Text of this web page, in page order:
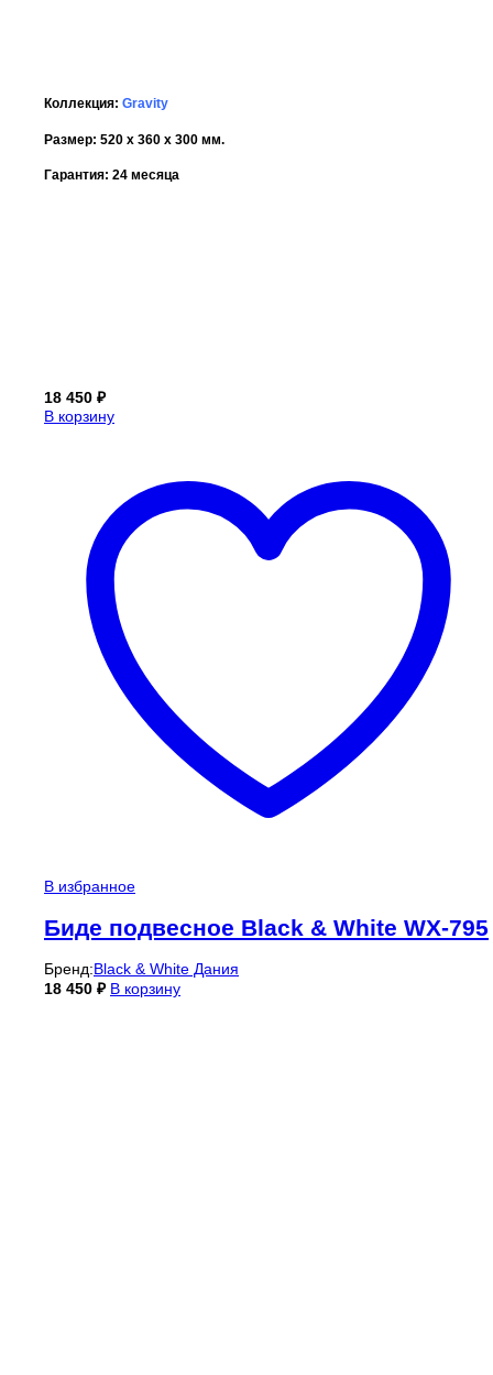
Коллекция: Gravity
Размер: 520 x 360 x 300 мм.
Гарантия: 24 месяца
18 450 ₽
В корзину
В избранное
Биде подвесное Black & White WX-795
Бренд:Black & White Дания
18 450 ₽ В корзину